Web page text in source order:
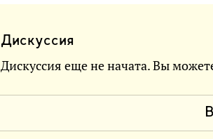
Дискуссия
Дискуссия еще не начата. Вы